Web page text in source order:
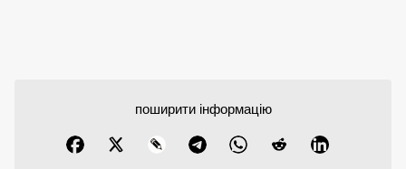
поширити інформацію